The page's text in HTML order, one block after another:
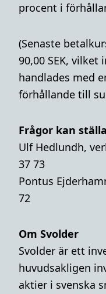
procent i
(Senaste
90,00 SEK,
handlades med
förhållande till
Frågor kan
Ulf Hedlundh,
37 73
Pontus
72
Om Svolder
Svolder är ett
huvudsakligen
aktier i svenska